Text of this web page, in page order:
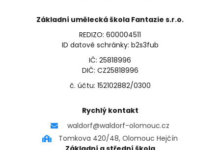
Základní umělecká škola Fantazie s.r.o.
REDIZO: 600004511
ID datové schránky: b2s3fub
IČ: 25818996
DIČ: CZ25818996
č. účtu: 152102882/0300
Rychlý kontakt
waldorf@waldorf-olomouc.cz
Tomkova 420/48, Olomouc Hejčín